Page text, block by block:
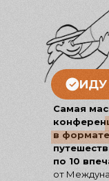
Самая
в
по 10
от